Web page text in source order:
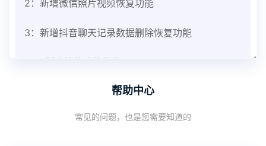
2：新增微信照片视频恢复功能
3：新增抖音聊天记录数据删除恢复功能
1：优化监控终端从当前监控界面切换其他被控端手
机设备响应慢问题
帮助中心
常见的问题，也是您需要知道的